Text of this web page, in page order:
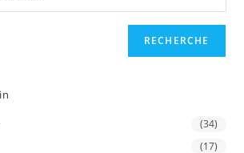
RECHERCHE
(34)
(17)